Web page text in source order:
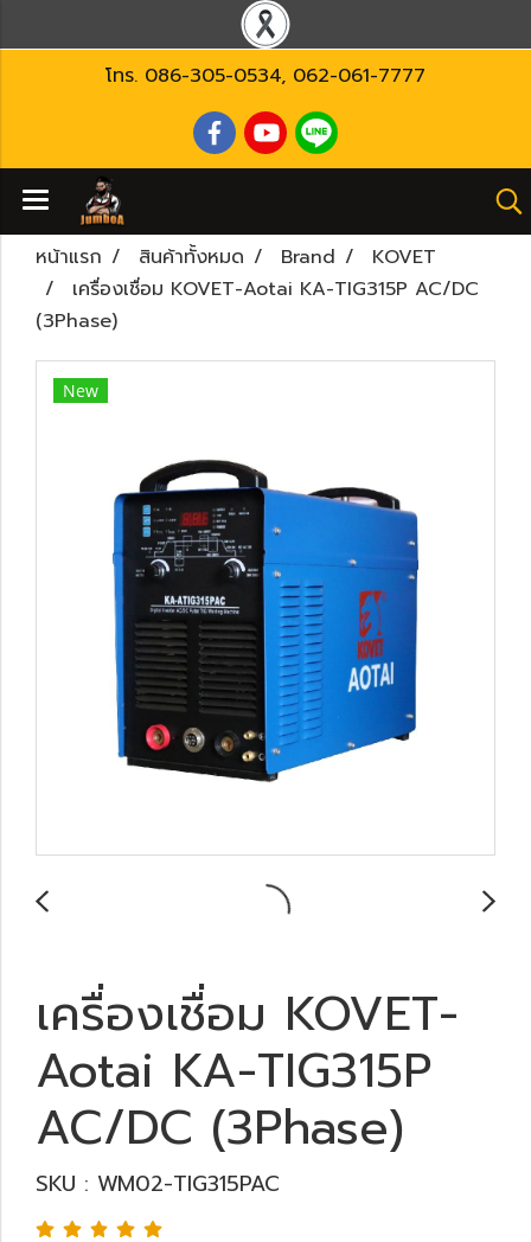
โทร. 086-305-0534, 062-061-7777
หน้าแรก สินค้าทั้งหมด Brand
KOVET
เครื่องเชื่อม KOVET-Aotai KA-TIG315P AC/DC
(3Phase)
New
เครื่องเชื่อม KOVET-
Aotai KA-TIG315P
AC/DC (3Phase)
SKU : WM02-TIG315PAC